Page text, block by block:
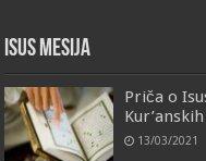
Isus Mesija
Priča o
13/03/2021